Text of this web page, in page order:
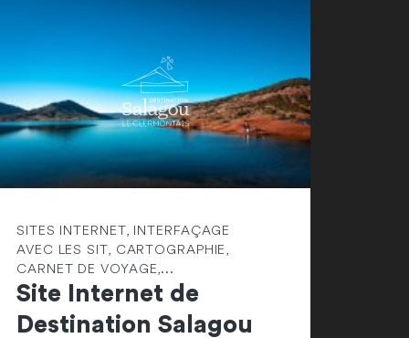
SITES INTERNET, INTERFAÇAGE
AVEC LES SIT, CARTOGRAPHIE,
CARNET DE VOYAGE,...
Site Internet de
Destination Salagou